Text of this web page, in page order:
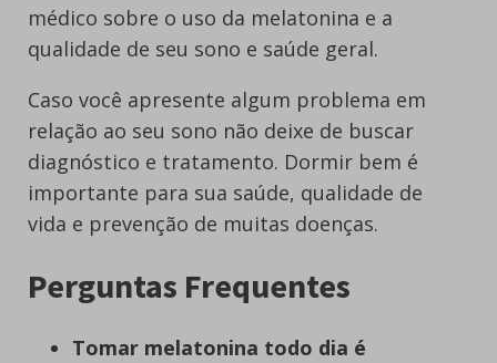
médico sobre o uso da melatonina e a
qualidade de seu sono e saúde geral.
Caso você apresente algum problema em
relação ao seu sono não deixe de buscar
diagnóstico e tratamento. Dormir bem é
importante para sua saúde, qualidade de
vida e prevenção de muitas doenças.
Perguntas Frequentes
Tomar melatonina todo dia é